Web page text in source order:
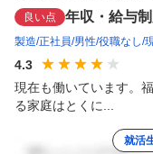
良い点 年収・給与
製造 正社員 男性 役職なし
4.3
現在も働いています。
る家庭はとくに...
就活